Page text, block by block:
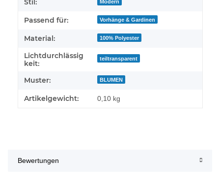
Stil: Modern
Passend für: Vorhänge & Gardinen
Material: 100% Polyester
Lichtdurchlässig
keit:
teiltransparent
Muster: BLUMEN
Artikelgewicht: 0,10 kg
Bewertungen